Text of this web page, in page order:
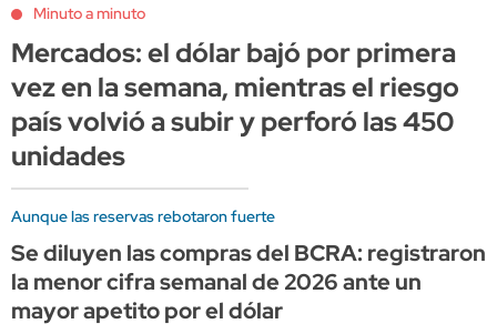
Minuto a minuto
Mercados: el dólar bajó por primera
vez en la semana, mientras el riesgo
país volvió a subir y perforó las 450
unidades
Aunque las reservas rebotaron fuerte
Se diluyen las compras del BCRA: registraron
la menor cifra semanal de 2026 ante un
mayor apetito por el dólar